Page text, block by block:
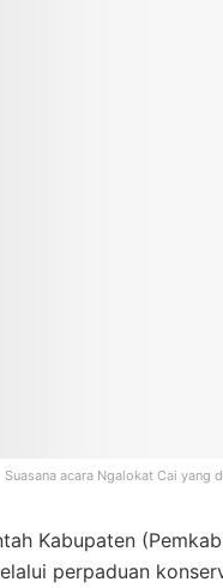
Suasana acara Ngalokat Cai yang
Kabupaten
perpaduan